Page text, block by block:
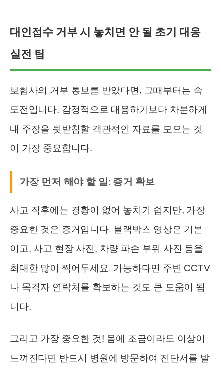
대인접수 거부 시 놓치면 안 될 초기 대응
실전 팁
보험사의 거부 통보를 받았다면, 그때부터는 속
도전입니다. 감정적으로 대응하기보다 차분하게
내 주장을 뒷받침할 객관적인 자료를 모으는 것
이 가장 중요합니다.
가장 먼저 해야 할 일: 증거 확보
사고 직후에는 경황이 없어 놓치기 쉽지만, 가장
중요한 것은 증거입니다. 블랙박스 영상은 기본
이고, 사고 현장 사진, 차량 파손 부위 사진 등을
최대한 많이 찍어두세요. 가능하다면 주변 CCTV
나 목격자 연락처를 확보하는 것도 큰 도움이 됩
니다.
그리고 가장 중요한 것! 몸에 조금이라도 이상이
느껴진다면 반드시 병원에 방문하여 진단서를 발